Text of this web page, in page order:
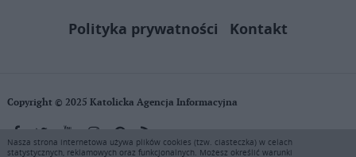
Polityka prywatności
Kontakt
Copyright © 2025 Katolicka Agencja Informacyjna
Nasza strona internetowa używa plików cookies (tzw. ciasteczka) w celach
statystycznych, reklamowych oraz funkcjonalnych. Możesz określić warunki